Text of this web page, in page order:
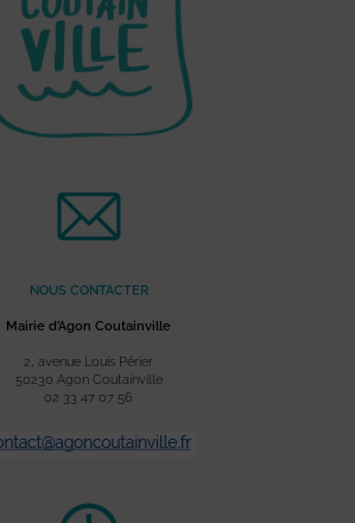
NOUS CONTACTER
Mairie d’Agon Coutainville
2, avenue Louis Périer
50230 Agon Coutainville
02 33 47 07 56